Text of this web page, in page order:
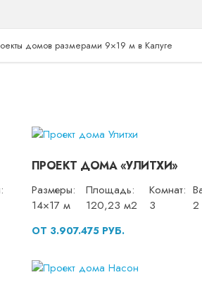
домов размерами 9×19 м в Калуге
ПРОЕКТ ДОМА «УЛИТХИ»
Размеры:
14×17 м
Площадь:
120,23 м2
Комнат:
3
2
ОТ 3.907.475 РУБ.